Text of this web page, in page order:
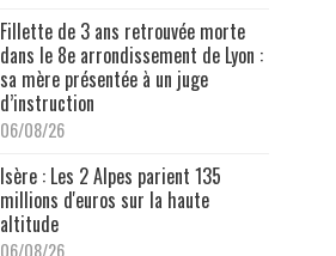
Fillette de 3 ans retrouvée morte
dans le 8e arrondissement de Lyon :
sa mère présentée à un juge
d’instruction
06/08/26
Isère : Les 2 Alpes parient 135
millions d'euros sur la haute
altitude
06/08/26